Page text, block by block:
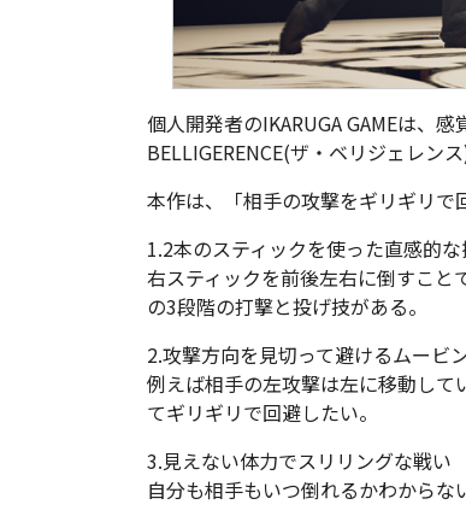
個人開発者のIKARUGA GAMEは、
BELLIGERENCE(ザ・ベリジェレン
本作は、「相手の攻撃をギリギリで
1.2本のスティックを使った直感的
右スティックを前後左右に倒すこ
の3段階の打撃と投げ技がある。
2.攻撃方向を見切って避けるムービ
例えば相手の左攻撃は左に移動し
てギリギリで回避したい。
3.見えない体力でスリリングな戦い
自分も相手もいつ倒れるかわからな